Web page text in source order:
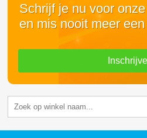
Schrijf je nu voor
en mis nooit meer